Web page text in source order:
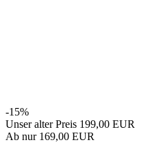
-15%
Unser alter Preis 199,00 EUR
Ab nur 169,00 EUR